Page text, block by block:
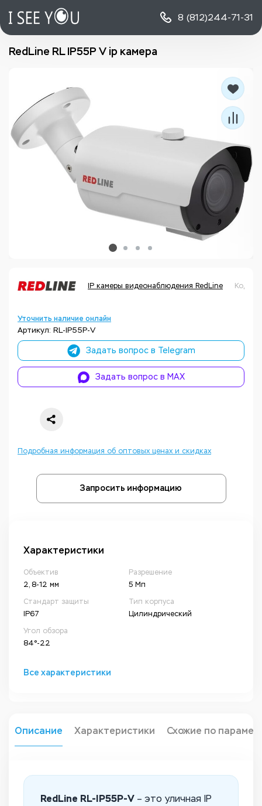
8 (812)244-71-31
RedLine RL IP55P V ip камера
IP камеры видеонаблюдения RedLine Код
Уточнить наличие онлайн
Артикул: RL-IP55P-V
Задать вопрос в Telegram
Задать вопрос в MAX
Подробная информация об оптовых ценах и скидках
Запросить информацию
Характеристики
Объектив
2, 8-12 мм
Разрешение
5 Мп
Стандарт защиты
IP67
Тип корпуса
Цилиндрический
Угол обзора
84°-22
Все характеристики
Описание Характеристики Схожие по
RedLine RL-IP55P-V – это уличная IP